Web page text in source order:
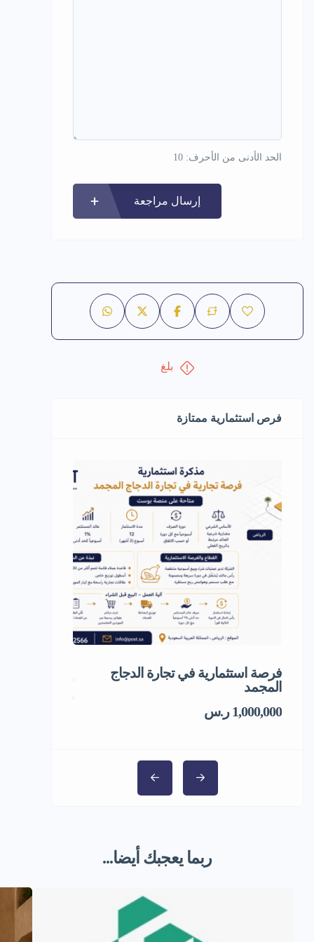
الحد الأدنى من الأحرف: 10
إرسال مراجعة
بلغ
فرص استثمارية ممتازة
فرصة استثمارية في تجارة الدجاج
المجمد
1,000,000 ر.س
ربما يعجبك أيضا...